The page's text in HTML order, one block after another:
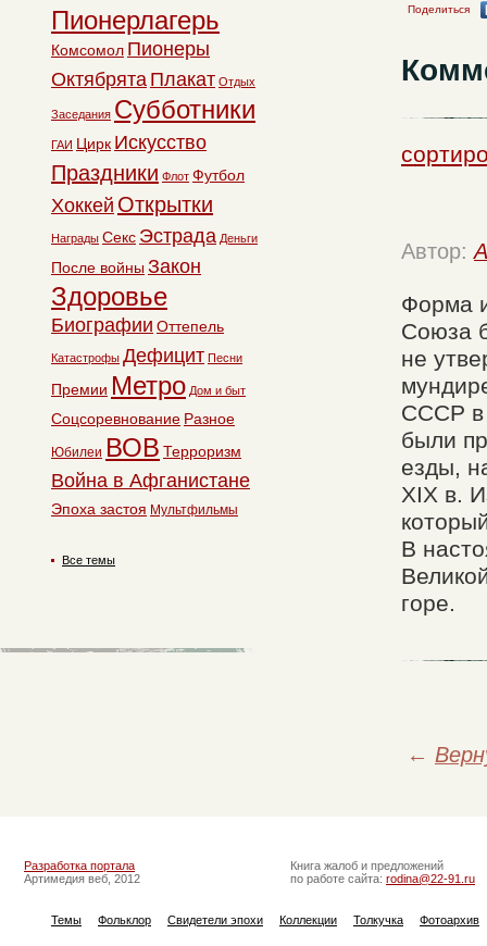
Поделиться
Автор:
Форма
Союза
не
СССР в
были
езды,
XIX в.
В
горе.
←
Пионерлагерь
Комсомол Пионеры
Октябрята Плакат Отдых
Заседания Субботники
ГАИ Цирк Искусство
Праздники Флот Футбол
Хоккей Открытки
Награды Секс Эстрада Деньги
После войны Закон
Здоровье
Биографии Оттепель
Катастрофы Дефицит Песни
Премии Метро Дом и быт
Соцсоревнование Разное
Юбилеи ВОВ Терроризм
Война в Афганистане
Эпоха застоя Мультфильмы
Все темы
Разработка портала
Артимедия веб, 2012
Книга жалоб и предложений
по работе сайта: rodina@22-91.ru
Темы Фольклор Свидетели эпохи Коллекции Толкучка Фотоархив